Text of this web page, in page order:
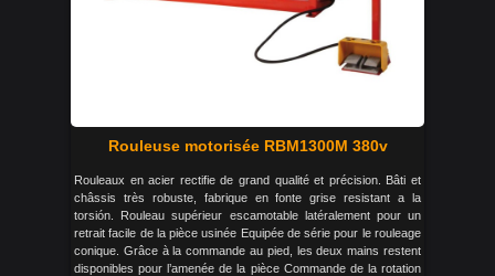
Rouleuse motorisée RBM1300M 380v
Rouleaux en acier rectifie de grand qualité et précision. Bâti et
châssis très robuste, fabrique en fonte grise resistant a la
torsión. Rouleau supérieur escamotable latéralement pour un
retrait facile de la pièce usinée Equipée de série pour le rouleage
conique. Grâce à la commande au pied, les deux mains restent
disponibles pour l’amenée de la pièce Commande de la rotation